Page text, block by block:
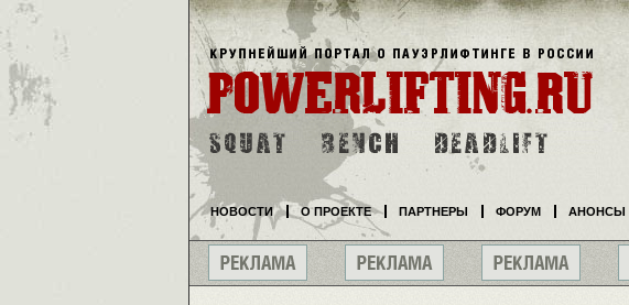
НОВОСТИ О ПРОЕКТЕ ПАРТНЕРЫ ФОРУМ АНОНСЫ